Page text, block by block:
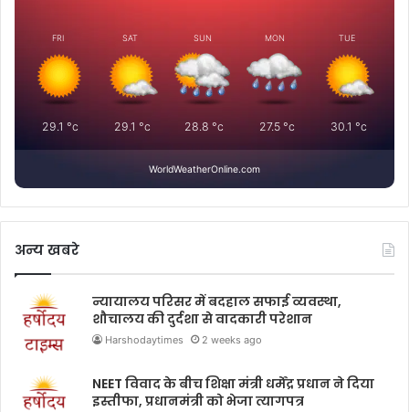
FRI
29.1 °c
SAT
29.1 °c
SUN
28.8 °c
MON
27.5°c
TUE
30.1 °c
WorldWeatherOnline.com
अन्य खबरे
न्यायालय परिसर में बदहाल सफाई व्यवस्था,
शौचालय की दुर्दशा से वादकारी परेशान
Harshodaytimes 2 weeks ago
NEET विवाद के बीच शिक्षा मंत्री धर्मेंद्र प्रधान ने दिया
इस्तीफा, प्रधानमंत्री को भेजा त्यागपत्र